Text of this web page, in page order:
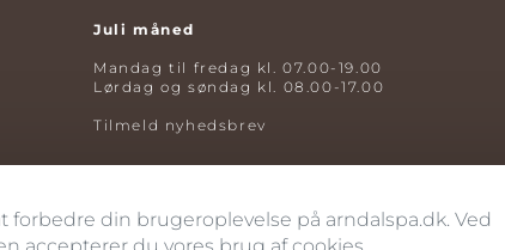
Juli måned
Mandag til fredag kl. 07.00-19.00
Lørdag og søndag kl. 08.00-17.00
Tilmeld nyhedsbrev
forbedre din brugeroplevelse på arndalspa.dk. Ved